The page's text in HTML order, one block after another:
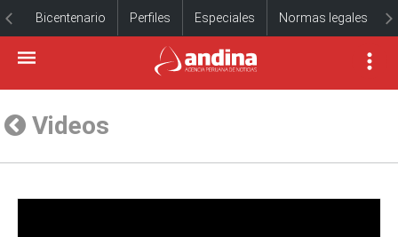
Bicentenario Perfiles Especiales Normas legales
Videos